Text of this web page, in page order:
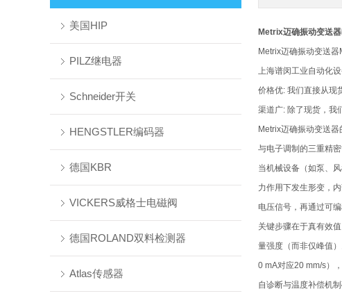
美国HIP
PILZ继电器
Schneider开关
HENGSTLER编码器
德国KBR
VICKERS威格士电磁阀
德国ROLAND双料检测器
Atlas传感器
Metrix迈确振动变送
Metrix迈确振动变送
上海谱闵工业自动化
价格优: 我们直接从现
渠道广: 除了现货，我
Metrix迈确振动变送
与电子调制的三重精密
当机械设备（如泵、
力作用下发生形变，
电压信号，再通过可
关键步骤在于真有效
量强度（而非仅峰值
0 mA对应20 mm/s）
自诊断与温度补偿机